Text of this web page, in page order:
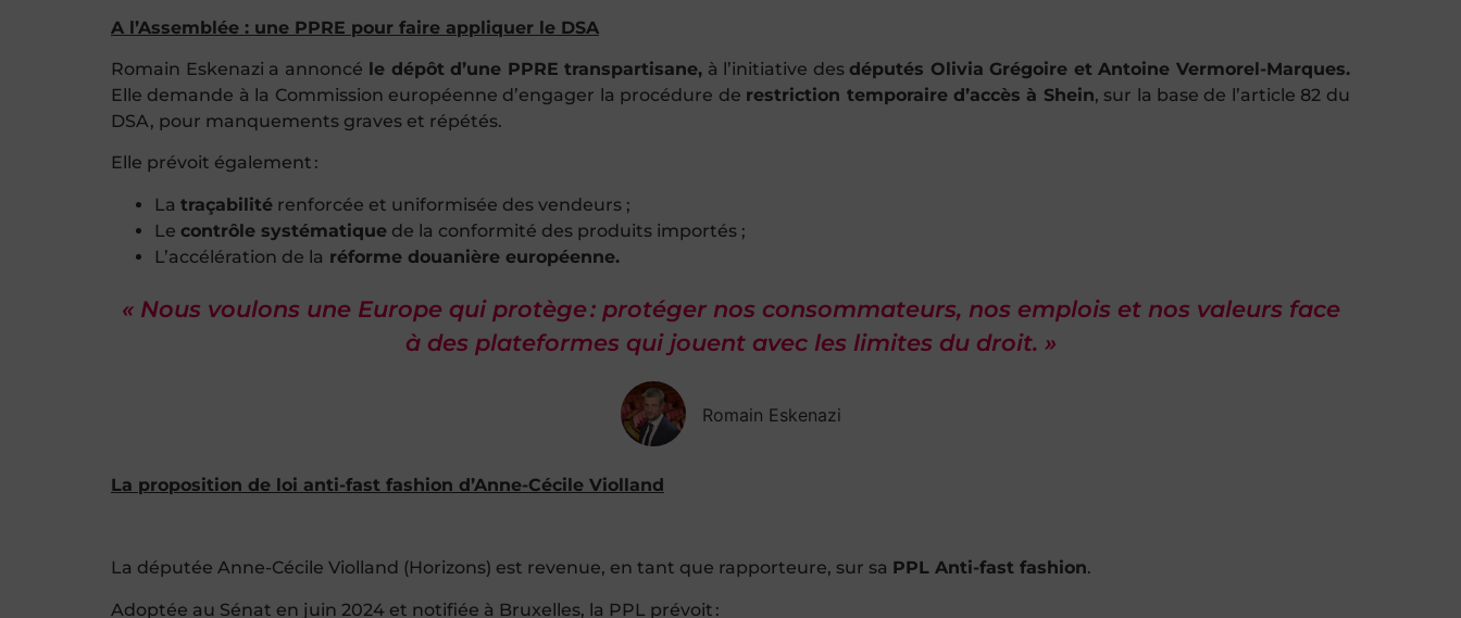
A l’Assemblée : une PPRE pour faire appliquer le DSA
Romain Eskenazi a annoncé le dépôt d’une PPRE transpartisane, à l’initiative desdéputés Olivia Grégoire et Antoine Vermorel-Marques.
Elle demande à la Commission européenne d’engager la procédure de restriction temporaire d’accès à Shein, sur la base de l’article 82 du
DSA, pour manquements graves et répétés.
Elle prévoit également :
La traçabilité renforcée et uniformisée des vendeurs ;
Le contrôle systématique de la conformité des produits importés ;
L’accélération de la réforme douanière européenne.
« Nous voulons une Europe qui protège : protéger nos consommateurs, nos emplois et nos valeurs face
à des plateformes qui jouent avec les limites du droit. »
Romain Eskenazi
La proposition de loi anti-fast fashion d’Anne-Cécile Violland
La députée Anne-Cécile Violland (Horizons) est revenue, en tant que rapporteure, sur sa PPL Anti-fast fashion.
Adoptée au Sénat en juin 2024 et notifiée à Bruxelles, la PPL prévoit :